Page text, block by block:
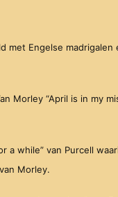
met Engelse madrigalen
Morley “April is in my
a while” van Purcell
Morley.